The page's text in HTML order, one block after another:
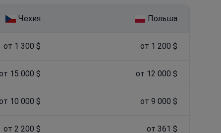
Чехия Польша
от 1 300 $ от 1 200 $
15 000 $ от 12 000 $
10 000 $ от 9 000 $
от 2 200 $ от 361 $